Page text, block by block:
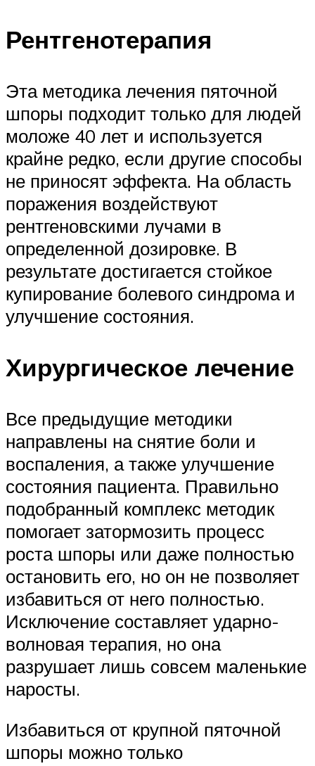
Рентгенотерапия
Эта методика лечения пяточной
шпоры подходит только для людей
моложе 40 лет и используется
крайне редко, если другие способы
не приносят эффекта. На область
поражения воздействуют
рентгеновскими лучами в
определенной дозировке. В
результате достигается стойкое
купирование болевого синдрома и
улучшение состояния.
Хирургическое лечение
Все предыдущие методики
направлены на снятие боли и
воспаления, а также улучшение
состояния пациента. Правильно
подобранный комплекс методик
помогает затормозить процесс
роста шпоры или даже полностью
остановить его, но он не позволяет
избавиться от него полностью.
Исключение составляет ударно-
волновая терапия, но она
разрушает лишь совсем маленькие
наросты.
Избавиться от крупной пяточной
шпоры можно только